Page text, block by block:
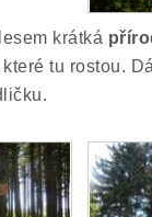
krátká
tu rostou.